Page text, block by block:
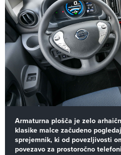
Armaturna plošča je zelo
klasike malce začudeno
sprejemnik, ki od povezljivosti
povezavo za prostoročno